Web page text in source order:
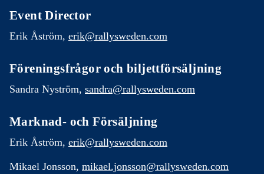
Event Director
Erik Åström, erik@rallysweden.com
Föreningsfrågor och biljettförsäljning
Sandra Nyström, sandra@rallysweden.com
Marknad- och Försäljning
Erik Åström, erik@rallysweden.com
Mikael Jonsson, mikael.jonsson@rallysweden.com